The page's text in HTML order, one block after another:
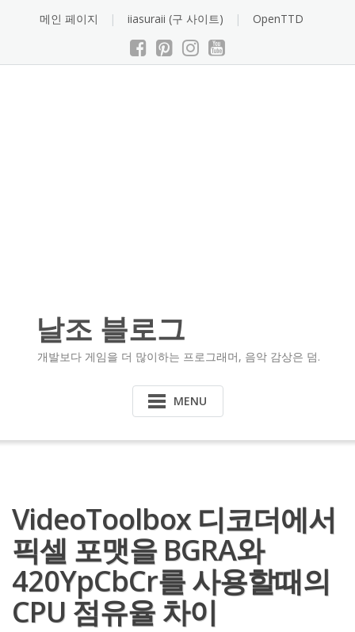
메인 페이지 iiasuraii (구 사이트) OpenTTD
날조 블로그
개발보다 게임을 더 많이하는 프로그래머, 음악 감상은 덤.
MENU
VideoToolbox 디코더에서
픽셀 포맷을 BGRA와
420YpCbCr를 사용할때의
CPU 점유율 차이